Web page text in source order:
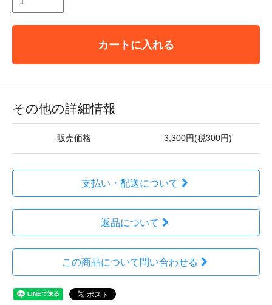
カートに入れる
その他の詳細情報
販売価格 3,300円(税300円)
支払い・配送について
返品について
この商品について問い合わせる